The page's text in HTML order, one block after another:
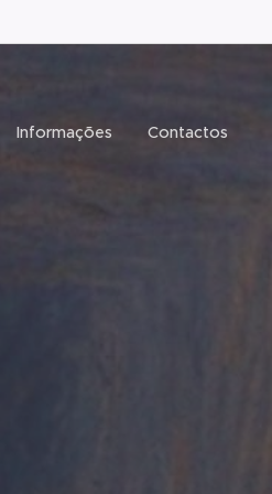
Informações Contactos